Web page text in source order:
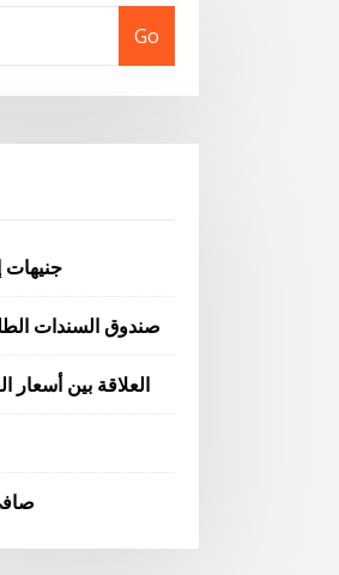
Go
5 جنيهات
صندوق السندات
العلاقة بين أسعار